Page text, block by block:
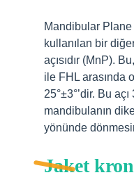
Mandibular
kullanılan bir
açısıdır (MnP).
ile FHL arasında
25°±3°’dir. Bu
mandibulanın
yönünde
Jaket